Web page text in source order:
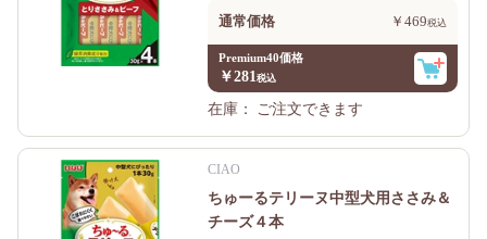
通常価格 ￥469
Premium40価格
￥281
在庫：
ご注文できます
CIAO
ちゅーるテリーヌ中型犬用ささみ＆
チーズ４本